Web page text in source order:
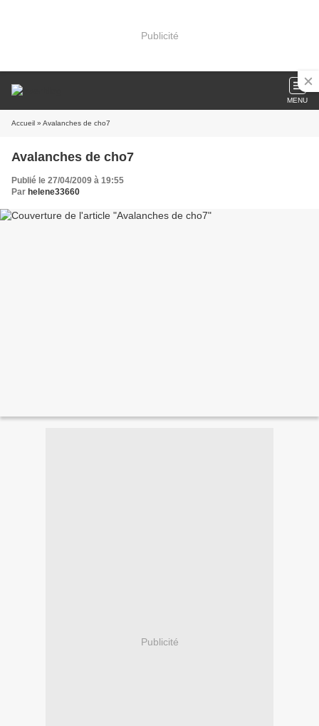
Publicité
MENU
Accueil » Avalanches de cho7
Avalanches de cho7
Publié le 27/04/2009 à 19:55
Par helene33660
Publicité